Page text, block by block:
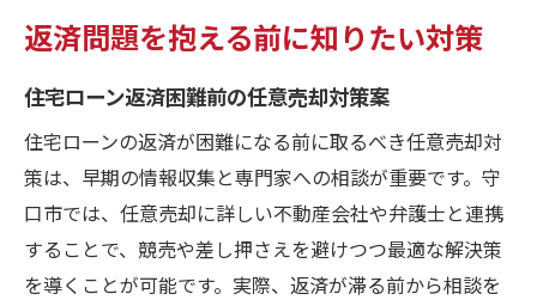
返済問題を抱える前に知りたい対策
住宅ローン返済困難前の任意売却対策案
住宅ローンの返済が困難になる前に取るべき任意売却対
策は、早期の情報収集と専門家への相談が重要です。守
口市では、任意売却に詳しい不動産会社や弁護士と連携
することで、競売や差し押さえを避けつつ最適な解決策
を導くことが可能です。実際、返済が滞る前から相談を